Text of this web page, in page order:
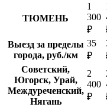
ТЮМЕНЬ
1
300
₽
Выезд за пределы
города, руб./км
35
₽
Советский,
Югорск, Урай,
Междуреченский,
Нягань
2
400
₽